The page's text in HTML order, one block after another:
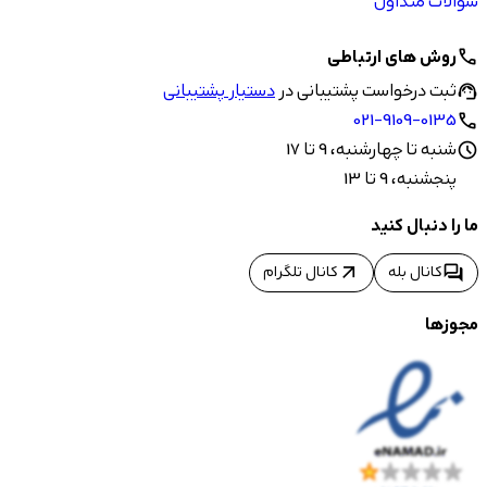
callروش های ارتباطی
support_agentثبت درخواست پشتیبانی دردستیار پشتیبانی
call
021-9109-0135
scheduleشنبه تا چهارشنبه، 9 تا 17
پنجشنبه، 9 تا 13
ما را دنبال کنید
forumکانال بله arrow_outward کانال تلگرام
مجوزها